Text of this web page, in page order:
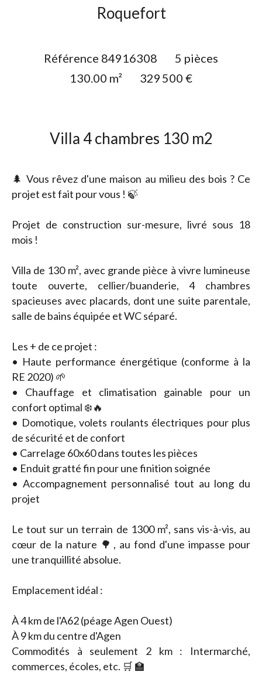
Roquefort
Référence 84916308
5 pièces
130.00 m² 329 500 €
Villa 4 chambres 130 m2
🌲 Vous rêvez d'une maison au milieu des bois ? Ce
projet est fait pour vous ! 🍃
Projet de construction sur-mesure, livré sous 18
mois !
Villa de 130 m², avec grande pièce à vivre lumineuse
toute ouverte, cellier/buanderie, 4 chambres
spacieuses avec placards, dont une suite parentale,
salle de bains équipée et WC séparé.
Les + de ce projet :
• Haute performance énergétique (conforme à la
RE 2020) 🌱
• Chauffage et climatisation gainable pour un
confort optimal ❄️🔥
• Domotique, volets roulants électriques pour plus
de sécurité et de confort
• Carrelage 60x60 dans toutes les pièces
• Enduit gratté fin pour une finition soignée
• Accompagnement personnalisé tout au long du
projet
Le tout sur un terrain de 1300 m², sans vis-à-vis, au
cœur de la nature 🌳, au fond d'une impasse pour
une tranquillité absolue.
Emplacement idéal :
À 4 km de l'A62 (péage Agen Ouest)
À 9 km du centre d'Agen
Commodités à seulement 2 km : Intermarché,
commerces, écoles, etc. 🛒 🏫